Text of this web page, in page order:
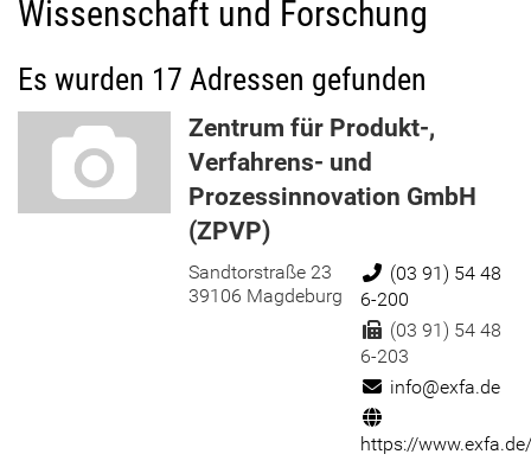
Wissenschaft und Forschung
Es wurden 17 Adressen gefunden
Zentrum für Produkt-,
Verfahrens- und
Prozessinnovation GmbH
(ZPVP)
Sandtorstraße 23
39106 Magdeburg
Telefon:
(03 91) 54 48
6-200
Fax:
(03 91) 54 48
6-203
E-Mail:
info@exfa.de
https://www.exfa.de/